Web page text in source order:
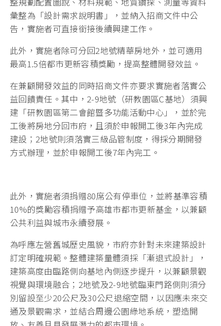
彙整為「設計需求說明書」，並納入招商文件中公
告，實施者可直接銜接後續興建工作。
此外，實施者除可分回2地號精華房地外，並可適用
最高1.5倍都市更新容積獎勵，提高整體開發效益。
在兼顧開發效益的同時招商文件亦要求實施者落實公
益回饋責任。其中，2-9地號（研教園區C基地）須興
建「研教園區第二會館暨多功能活動中心」，並於完
工後將房地分回市府，且須於申報開工後3年內完成
建設；2地號則須落實三級品管制度，得採分期開發
方式辦理，並於申報開工後7年內完工。
此外，實施者須捐贈80席公有停車位，並將基準容積
10%的獎勵容積捐贈予高雄市都市更新基金，以兼顧
公共利益與城市永續發展。
為呼應左營舊城歷史風貌，市府亦針對未來建築設計
訂定明確規範。整體建築量體須採「漸退式設計」，
建築高度由臨路側向基地內側逐步提升，以兼顧景觀
視覺與環境融合；2地號及2-9地號臨東門路側則須分
別留設至少20公尺及30公尺退縮空間，以因應未來交
通及景觀需求，並結合周邊公園綠地系統，塑造開